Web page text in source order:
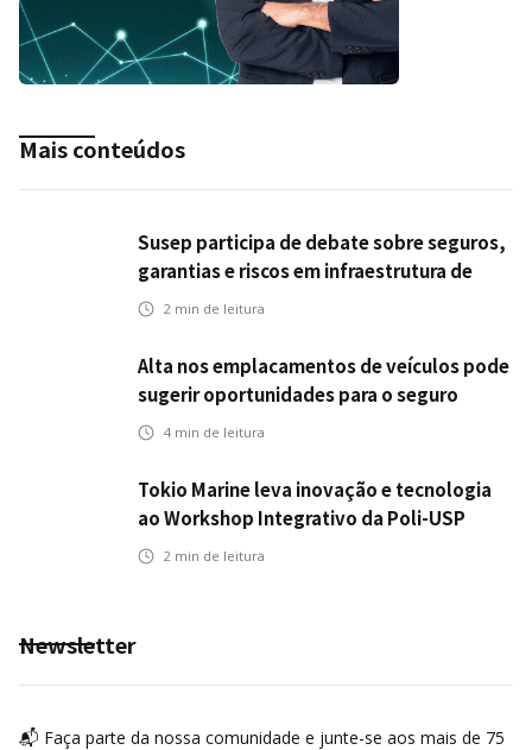
Mais conteúdos
Susep participa de debate sobre seguros,
garantias e riscos em infraestrutura de
transportes
2 min de leitura
Alta nos emplacamentos de veículos pode
sugerir oportunidades para o seguro
automotivo
4 min de leitura
Tokio Marine leva inovação e tecnologia
ao Workshop Integrativo da Poli-USP
2 min de leitura
Newsletter
📬 Faça parte da nossa comunidade e junte-se aos mais de 75